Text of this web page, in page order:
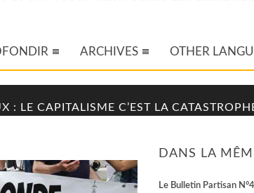
ARCHIVES OTHER
: LE CAPITALISME C’EST LA
DANS LA
Le Bulletin Partisan